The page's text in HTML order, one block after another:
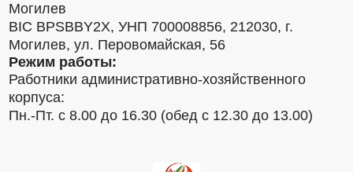
Могилев
BIC BPSBBY2X, УНП 700008856, 212030, г.
Могилев, ул. Перовомайская, 56
Режим работы:
Работники административно-хозяйственного
корпуса:
Пн.-Пт. с 8.00 до 16.30 (обед с 12.30 до 13.00)